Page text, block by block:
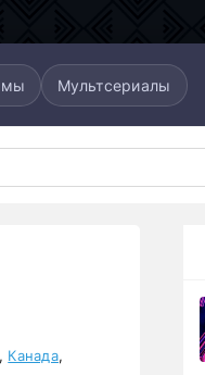
Мультсериалы
, Канада,